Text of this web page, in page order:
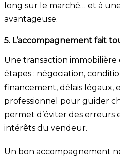
long sur le marché… et à
avantageuse.
5. L’accompagnement fait
Une transaction
étapes : négociation,
financement, délais légaux,
professionnel pour guider
permet d’éviter des erreurs
intérêts du vendeur.
Un bon accompagnement